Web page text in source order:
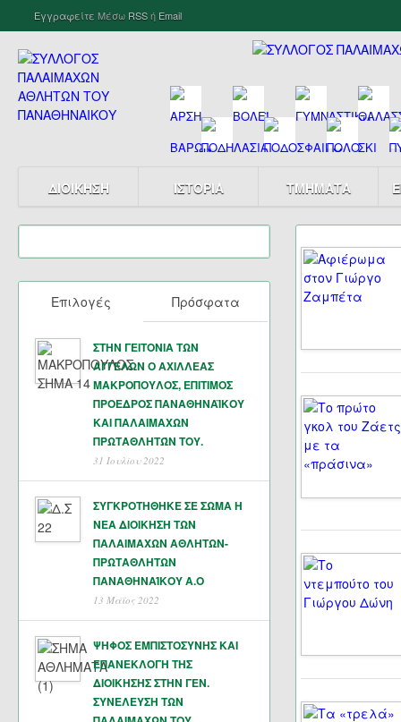
Εγγραφείτε Μέσω RSSή Email
ΔΙΟΙΚΗΣΗ ΙΣΤΟΡΙΑ ΤΜΗΜΑΤΑ
Επιλογές Πρόσφατα
ΣΤΗΝ ΓΕΙΤΟΝΙΑ ΤΩΝ
ΑΓΓΕΛΩΝ Ο ΑΧΙΛΛΕΑΣ
ΜΑΚΡΟΠΟΥΛΟΣ, ΕΠΙΤΙΜΟΣ
ΠΡΟΕΔΡΟΣ ΠΑΝΑΘΗΝΑΪΚΟΥ
ΚΑΙ ΠΑΛΑΙΜΑΧΩΝ
ΠΡΩΤΑΘΛΗΤΏΝ ΤΟΥ.
31 Ιουλίου 2022
ΣΥΓΚΡΟΤΗΘΗΚΕ ΣΕ ΣΩΜΑ Η
ΝΕΑ ΔΙΟΙΚΗΣΗ ΤΩΝ
ΠΑΛΑΙΜΑΧΩΝ ΑΘΛΗΤΩΝ-
ΠΡΩΤΑΘΛΗΤΩΝ
ΠΑΝΑΘΗΝΑΊΚΟΥ Α.Ο
13 Μάϊος 2022
ΨΗΦΟΣ ΕΜΠΙΣΤΟΣΥΝΗΣ ΚΑΙ
ΕΠΑΝΕΚΛΟΓΗ ΤΗΣ
ΔΙΟΙΚΗΣΗΣ ΣΤΗΝ ΓΕΝ.
ΣΥΝΕΛΕΥΣΗ ΤΩΝ